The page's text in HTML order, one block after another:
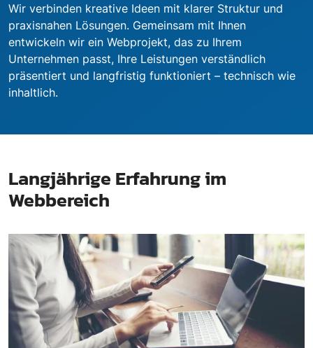
Wir verbinden kreative Ideen mit klarer Struktur und
praxisnahen Lösungen. Gemeinsam mit Ihnen
entwickeln wir ein Webprojekt, das zu Ihrem
Unternehmen passt, Ihre Leistungen verständlich
präsentiert und langfristig funktioniert – technisch wie
inhaltlich.
Langjährige Erfahrung im
Webbereich